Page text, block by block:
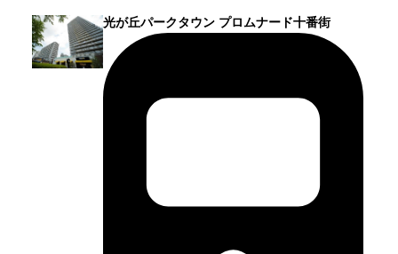
光が丘パークタウン プロムナード十番街